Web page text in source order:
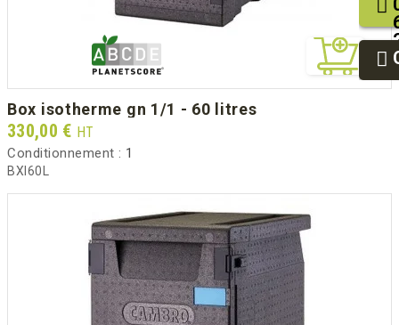
box isotherme gn 1/1 - 60 litres
Prix
330,00 € HT
Conditionnement : 1
BXI60L